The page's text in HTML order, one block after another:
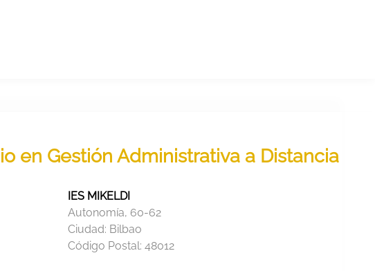
en Gestión Administrativa a Distancia
IES MIKELDI
Autonomía, 60-62
Ciudad: Bilbao
Código Postal:48012